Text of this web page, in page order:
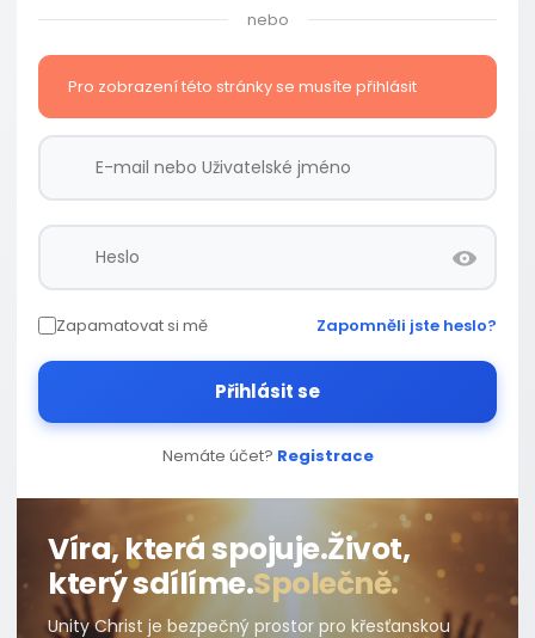
nebo
Pro zobrazení této stránky se musíte přihlásit
Zapamatovat si mě Zapomněli jste heslo?
Přihlásit se
Nemáte účet? Registrace
Víra, která spojuje.Život,
který sdílíme.Společně.
Unity Christ je bezpečný prostor pro křesťanskou